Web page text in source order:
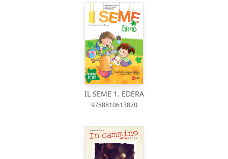
IL SEME 1. EDERA
9788810613870